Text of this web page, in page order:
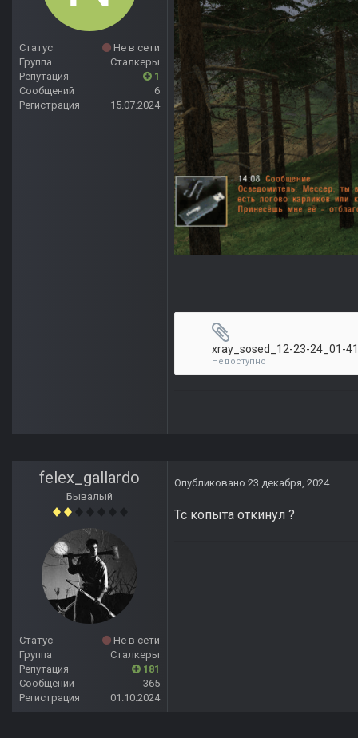
Статус
Не в сети
Группа
Сталкеры
Репутация
1
Сообщений
6
Регистрация
15.07.2024
Недоступно
felex_gallardo
Бывалый
Статус
Не в сети
Группа
Сталкеры
Репутация
181
Сообщений
365
Регистрация
01.10.2024
Опубликовано 23 декабря, 2024
Тс копыта откинул ?